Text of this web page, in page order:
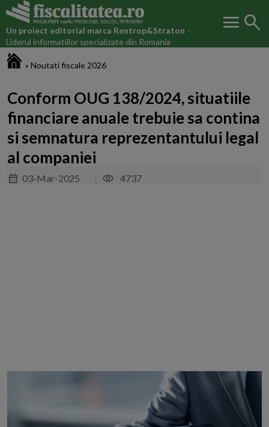
Un proiect editorial marca Rentrop&Straton -
Liderul informatiilor specializate din Romania
menu search
» Noutati fiscale 2026
Conform OUG 138/2024, situatiile
financiare anuale trebuie sa contina
si semnatura reprezentantului legal
al companiei
03-Mar-2025 4737